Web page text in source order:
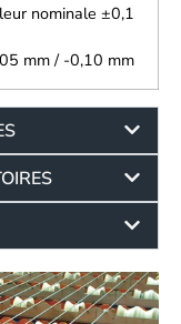
nominale ±0,1
mm / -0,10 mm